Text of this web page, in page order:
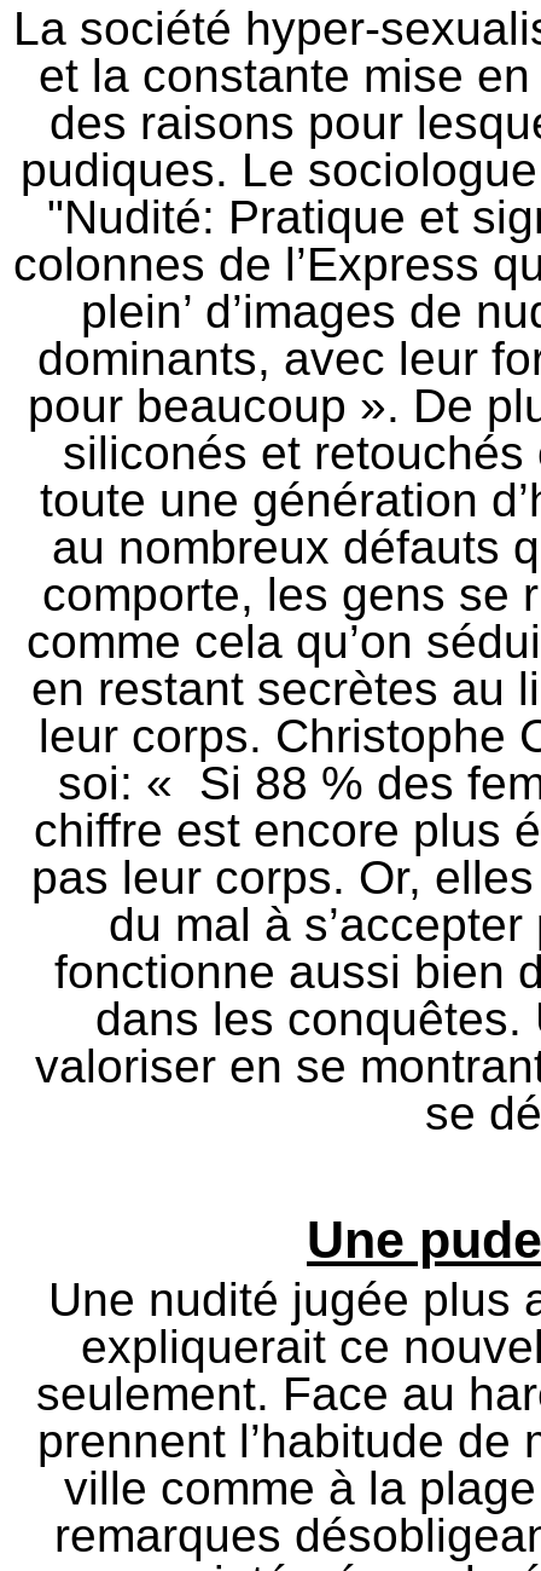
La société hyper-
et la constante mise
des raisons pour
pudiques. Le
"Nudité: Pratique et
colonnes de l’Express
plein’ d’images de
dominants, avec leur
pour beaucoup ». De
siliconés et
toute une génération
au nombreux défauts
comporte, les gens se
comme cela qu’on
en restant secrètes au
leur corps. Christophe
soi: « Si 88 % des
chiffre est encore plus
pas leur corps. Or,
du mal à
fonctionne aussi bien
dans les conquêtes.
valoriser en se
se
Une
Une nudité jugée plus
expliquerait ce
seulement. Face au
prennent l’habitude
ville comme à la
remarques